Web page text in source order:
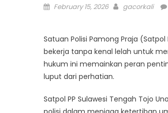
Posted
February 15, 2026 Author
gacorkali
Satuan Polisi Pamong Praja
bekerja tanpa kenal lelah untuk
hukum ini memainkan peran
luput dari perhatian.
Satpol PP Sulawesi Tengah Tojo